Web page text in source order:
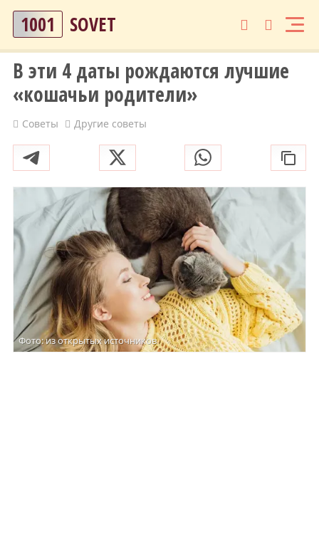
1001 SOVET
В эти 4 даты рождаются лучшие
«кошачьи родители»
Советы Другие советы
Фото: из открытых источников